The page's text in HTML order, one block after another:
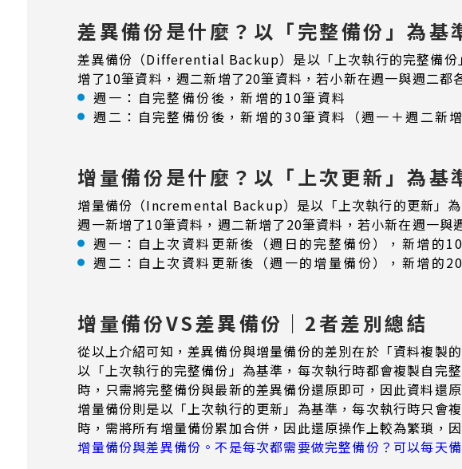
差異備份是什麼？以「完整備份」為基
差異備份（Differential Backup）是以「上次執行的完整備份
增了10筆資料，週二新增了20筆資料，若小新在週一與週二都
週一：自完整備份後，新增的10筆資料
週二：自完整備份後，新增的30筆資料（週一＋週二新增
增量備份是什麼？以「上次更新」為基
增量備份（Incremental Backup）是以「上次執行的更新」
週一新增了10筆資料，週二新增了20筆資料，若小新在週一與
週一：自上次資料更新後（週日的完整備份），新增的
週二：自上次資料更新後（週一的增量備份），新增的
增量備份VS差異備份｜2者差別總結
從以上介紹可知，差異備份與增量備份的差別在於「資料複製
以「上次執行的完整備份」為基準，每次執行時都會複製自完
時，只需將完整備份與最新的差異備份還原即可，因此資料還
增量備份則是以「上次執行的更新」為基準，每次執行時只會
時，需將所有增量備份累加合併，因此還原操作上較為繁瑣，
增量備份與差異備份。不是每次都需要做完整備份？可以每天